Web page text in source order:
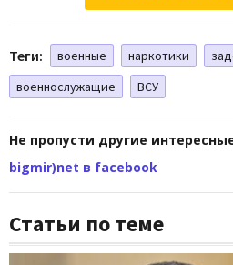
Теги: военные наркотики
военнослужащие
ВСУ
Не пропусти другие
bigmir)net в facebook
Статьи по теме